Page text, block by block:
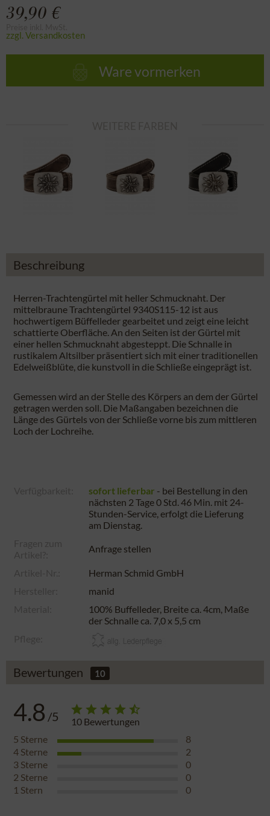
39,90 €
zzgl. Versandkosten
Ware vormerken
Beschreibung
Herren-Trachtengürtel mit heller Schmucknaht. Der
mittelbraune Trachtengürtel 9340S115-12 ist aus
hochwertigem Büffelleder gearbeitet und zeigt eine leicht
schattierte Oberfläche. An den Seiten ist der Gürtel mit
einer hellen Schmucknaht abgesteppt. Die Schnalle in
rustikalem Altsilber präsentiert sich mit einer traditionellen
Edelweißblüte, die kunstvoll in die Schließe eingeprägt ist.
Gemessen wird an der Stelle des Körpers an dem der Gürtel
getragen werden soll. Die Maßangaben bezeichnen die
Länge des Gürtels von der Schließe vorne bis zum mittleren
Loch der Lochreihe.
sofort lieferbar - bei Bestellung in den
nächsten 2 Tage 0 Std. 46 Min. mit 24-
Stunden-Service, erfolgt die Lieferung
am Dienstag.
Anfrage stellen
Herman Schmid GmbH
manid
100% Buffelleder, Breite ca. 4cm, Maße
der Schnalle ca. 7,0 x 5,5 cm
Bewertungen 10
4.8 /5 10 Bewertungen
5 Sterne
8
4 Sterne
2
3 Sterne
0
2 Sterne
0
1 Stern 0